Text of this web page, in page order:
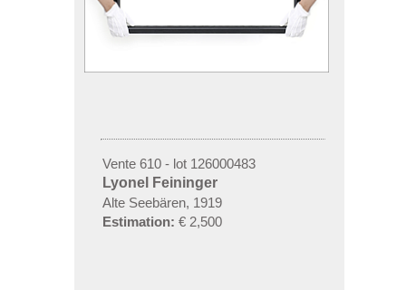
Vente 610 - lot 126000483
Lyonel Feininger
Alte Seebären, 1919
Estimation: € 2,500